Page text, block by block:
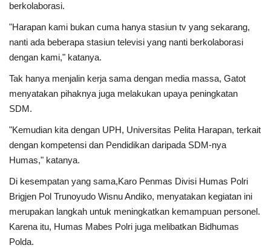
berkolaborasi.
"Harapan kami bukan cuma hanya stasiun tv yang sekarang,
nanti ada beberapa stasiun televisi yang nanti berkolaborasi
dengan kami," katanya.
Tak hanya menjalin kerja sama dengan media massa, Gatot
menyatakan pihaknya juga melakukan upaya peningkatan
SDM.
"Kemudian kita dengan UPH, Universitas Pelita Harapan, terkait
dengan kompetensi dan Pendidikan daripada SDM-nya
Humas," katanya.
Di kesempatan yang sama,Karo Penmas Divisi Humas Polri
Brigjen Pol Trunoyudo Wisnu Andiko, menyatakan kegiatan ini
merupakan langkah untuk meningkatkan kemampuan personel.
Karena itu, Humas Mabes Polri juga melibatkan Bidhumas
Polda.